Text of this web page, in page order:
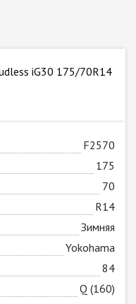
iG30 175/70R14
F2570
175
70
R14
Зимняя
Yokohama
84
Q (160)